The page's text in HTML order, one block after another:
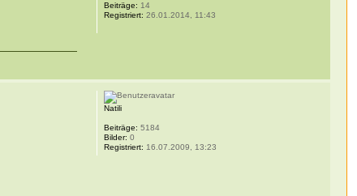
Beiträge: 14
Registriert: 26.01.2014, 11:43
Natili
Beiträge: 5184
Bilder: 0
Registriert: 16.07.2009, 13:23